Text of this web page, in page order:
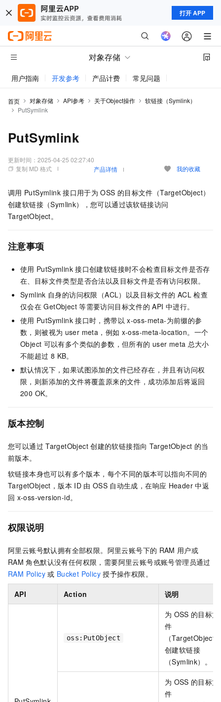
打开 APP
对象存储
用户指南 开发参考 产品计费 常见问题
首页 对象存储 API参考 关于Object操作
软链接（Symlink）
PutSymlink
PutSymlink
更新时间： 2025-04-25 02:27:40
复制 MD 格式
产品详情 我的收藏
调用 PutSymlink 接口用于为 OSS 的目标文件（TargetObject）
创建软链接（Symlink），您可以通过该软链接访问
TargetObject。
注意事项
使用 PutSymlink 接口创建软链接时不会检查目标文件是否存
在、目标文件类型是否合法以及目标文件是否有访问权限。
Symlink 自身的访问权限（ACL）以及目标文件的 ACL 检查
仅会在 GetObject 等需要访问目标文件的 API 中进行。
使用 PutSymlink 接口时，携带以 x-oss-meta-为前缀的参
数，则被视为 user meta，例如 x-oss-meta-location。一个
Object 可以有多个类似的参数，但所有的 user meta 总大小
不能超过 8 KB。
默认情况下，如果试图添加的文件已经存在，并且有访问权
限，则新添加的文件将覆盖原来的文件，成功添加后将返回
200 OK。
版本控制
您可以通过 TargetObject 创建的软链接指向 TargetObject 的当
前版本。
软链接本身也可以有多个版本，每个不同的版本可以指向不同的
TargetObject，版本 ID 由 OSS 自动生成，在响应 Header 中返
回 x-oss-version-id。
权限说明
阿里云账号默认拥有全部权限。阿里云账号下的 RAM 用户或
RAM 角色默认没有任何权限，需要阿里云账号或账号管理员通过
RAM Policy 或 Bucket Policy 授予操作权限。
API Action 说明
oss:PutObject
为 OSS 的目标文
件
（TargetObject
创建软链接
（Symlink）。
为 OSS 的目标文
件